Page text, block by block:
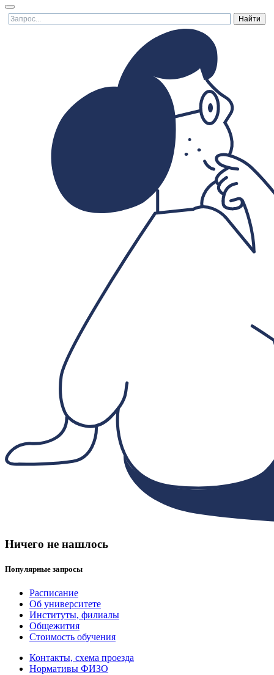
Ничего не нашлось
Популярные запросы
Расписание
Об университете
Институты, филиалы
Общежития
Стоимость обучения
Контакты, схема проезда
Нормативы ФИЗО